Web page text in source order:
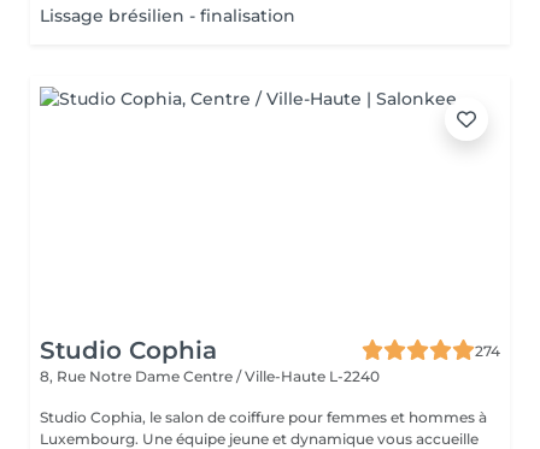
Lissage brésilien - finalisation
Studio Cophia
274
8, Rue Notre Dame Centre / Ville-Haute L-2240
Studio Cophia, le salon de coiffure pour femmes et hommes à
Luxembourg. Une équipe jeune et dynamique vous accueille